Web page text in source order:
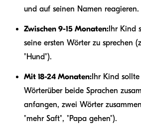
und auf seinen Namen reagieren.
Zwischen 9-15 Monaten: Ihr Kind
seine ersten Wörter zu sprechen
"Hund").
Mit 18-24 Monaten: Ihr Kind
Wörterüber beide Sprachen
anfangen, zwei Wörter
"mehr Saft", "Papa gehen").